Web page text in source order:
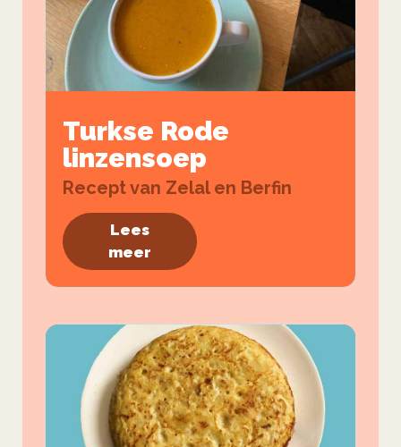
Turkse Rode
linzensoep
Recept van Zelal en Berfin
Lees
meer